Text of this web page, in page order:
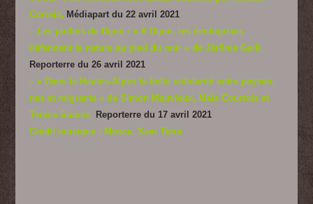
Correia, Médiapart du 22 avril 2021
– Les jardins de Dijon : « A Dijon, les écologistes
défendent la nature au pied du mur » de Jérôme Gaill,
Reporterre du 26 avril 2021
– « Dans le Hautes-Alpes la belle solidarité entre paysan-
nes et migrants » de Simon Mauvieux, Maïa Courtois et
Teresa Suarez, Reporterre du 17 avril 2021
Crédit musique : Mosca, Sem Terra